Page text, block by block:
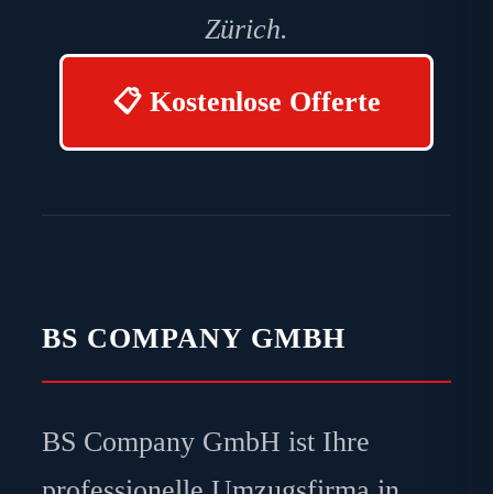
Zürich.
📋 Kostenlose Offerte
BS COMPANY GMBH
BS Company GmbH ist Ihre